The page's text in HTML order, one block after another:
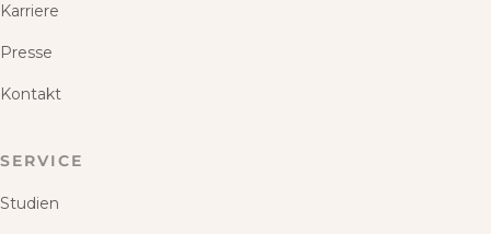
Karriere
Presse
Kontakt
SERVICE
Studien